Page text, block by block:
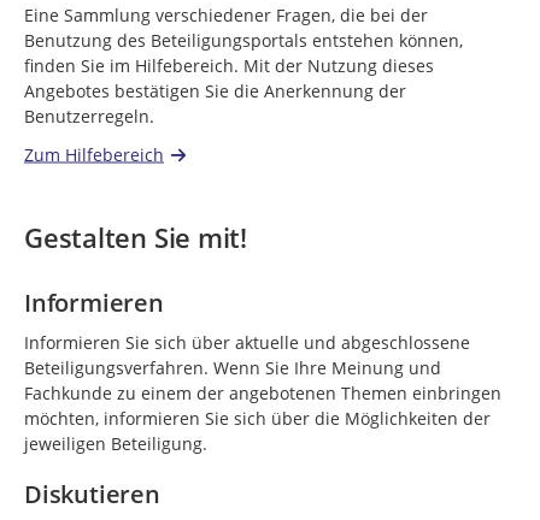
Eine Sammlung verschiedener Fragen, die bei der
Benutzung des Beteiligungsportals entstehen können,
finden Sie im Hilfebereich. Mit der Nutzung dieses
Angebotes bestätigen Sie die Anerkennung der
Benutzerregeln.
Zum Hilfebereich
Gestalten Sie mit!
Informieren
Informieren Sie sich über aktuelle und abgeschlossene
Beteiligungsverfahren. Wenn Sie Ihre Meinung und
Fachkunde zu einem der angebotenen Themen einbringen
möchten, informieren Sie sich über die Möglichkeiten der
jeweiligen Beteiligung.
Diskutieren